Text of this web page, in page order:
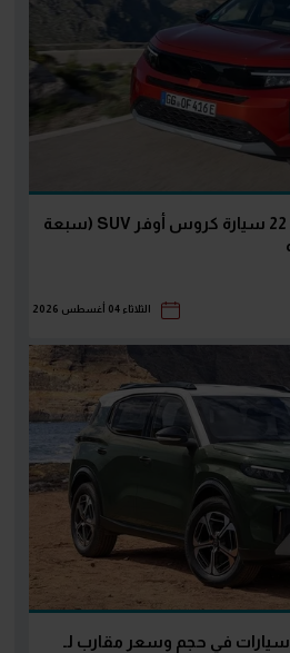
بعد طرح RX9 وفرونتيرا.. 22 سيارة كروس أوفر SUV (سبعة
الثلاثاء 04 أغسطس 2026
بعد إطلاقها الرسمي.. 7 سيارات في حجم وسعر مقارب لـ